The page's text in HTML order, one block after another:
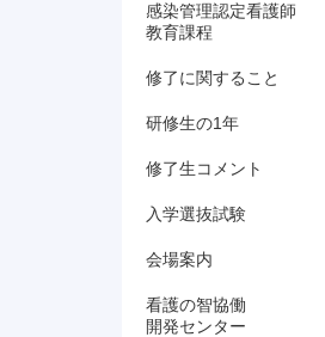
感染管理認定看護師
教育課程
修了に関すること
研修生の1年
修了生コメント
入学選抜試験
会場案内
看護の智協働
開発センター